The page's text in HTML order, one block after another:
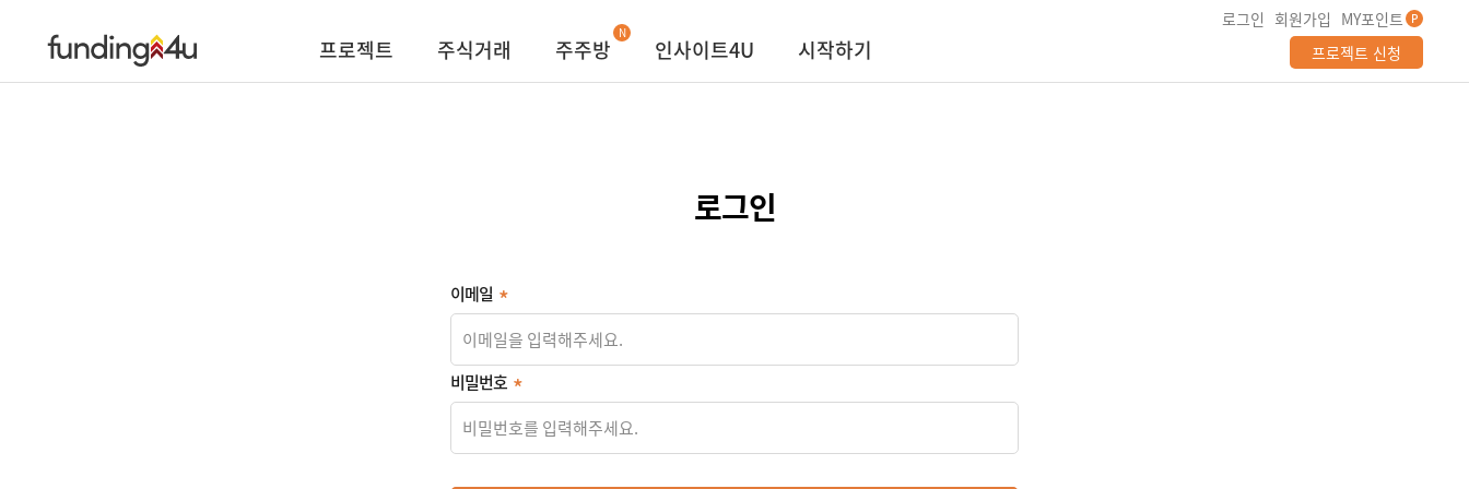
로그인 회원가입 MY포인트 P
프로젝트 주식거래
N
주주방 인사이트4U 시작하기 프로젝트 신청
로그인
이메일
비밀번호